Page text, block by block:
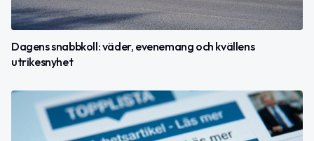
Dagens snabbkoll: väder, evenemang och kvällens
utrikesnyhet